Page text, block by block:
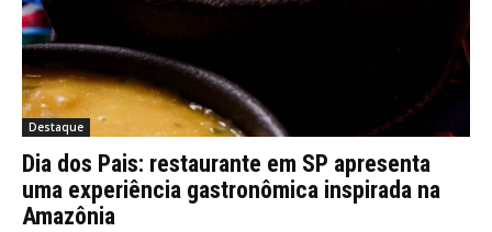
Destaque
Dia dos Pais: restaurante em SP apresenta
uma experiência gastronômica inspirada na
Amazônia